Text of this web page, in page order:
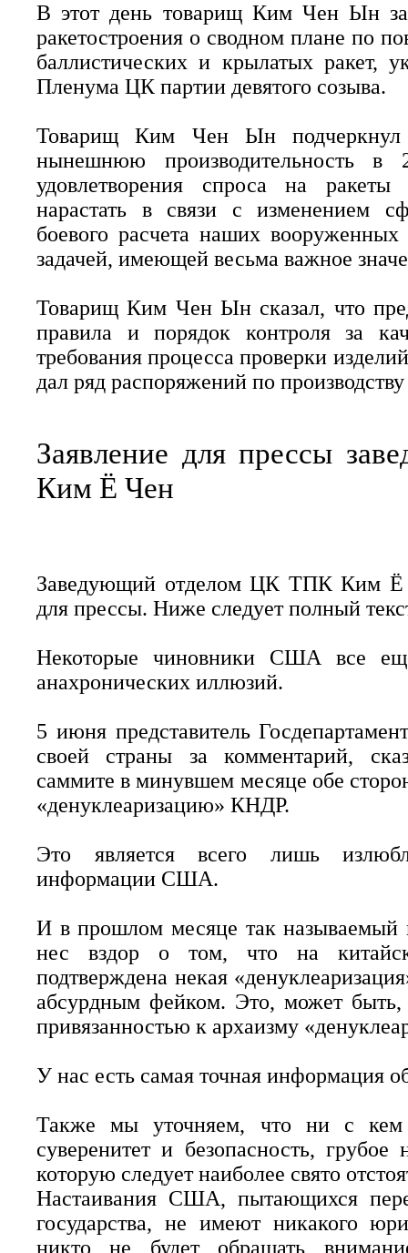
В этот день товарищ Ким Чен Ын
ракетостроения о сводном плане по
баллистических и крылатых ракет,
Пленума ЦК партии девятого созыва.
Товарищ Ким Чен Ын подчеркнул
нынешнюю производительность
удовлетворения спроса на
нарастать в связи с изменением
боевого расчета наших
задачей, имеющей весьма важное
Товарищ Ким Чен Ын сказал, что
правила и порядок контроля за
требования процесса проверки
дал ряд распоряжений по
Заявление для прессы
Ким Ё Чен
Заведующий отделом ЦК ТПК Ким Ё
для прессы. Ниже следует полный
Некоторые чиновники США все
анахронических иллюзий.
5 июня представитель
своей страны за комментарий,
саммите в минувшем месяце обе
«денуклеаризацию» КНДР.
Это является всего лишь
информации США.
И в прошлом месяце так называемый
нес вздор о том, что на
подтверждена некая
абсурдным фейком. Это, может
привязанностью к архаизму
У нас есть самая точная информация
Также мы уточняем, что ни с кем
суверенитет и безопасность,
которую следует наиболее свято
Настаивания США, пытающихся
государства, не имеют никакого
никто не будет обращать